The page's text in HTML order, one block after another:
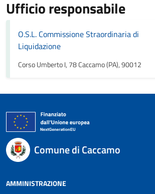
Ufficio responsabile
O.S.L. Commissione Straordinaria di
Liquidazione
Corso Umberto I, 78 Caccamo (PA), 90012
Comune di Caccamo
AMMINISTRAZIONE